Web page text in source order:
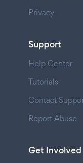
Privacy
Support
Help Center
Tutorials
Contact
Report Abuse
Get Involved